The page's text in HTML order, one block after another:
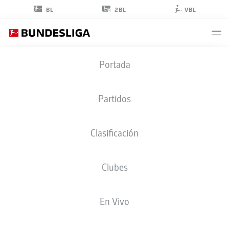
BL 2BL VBL
Portada
Partidos
Clasificación
Clubes
En Vivo